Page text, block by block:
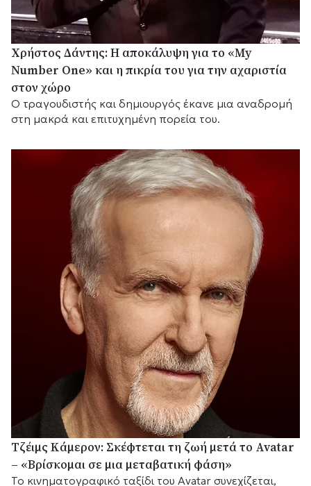
Χρήστος Δάντης: Η αποκάλυψη για το «My
Number One» και η πικρία του για την αχαριστία
στον χώρο
Ο τραγουδιστής και δημιουργός έκανε μια αναδρομή
στη μακρά και επιτυχημένη πορεία του.
Τζέιμς Κάμερον: Σκέφτεται τη ζωή μετά το Avatar
– «Βρίσκομαι σε μια μεταβατική φάση»
Το κινηματογραφικό ταξίδι του Avatar συνεχίζεται,